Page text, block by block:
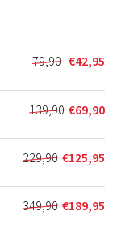
79,90
prijs
was:
€79,90.
€42,95
Huidige
prijs
is:
€42,95.
139,90
prijs
was:
€139,90.
€69,90
Huidige
prijs
is:
€69,90.
229,90
prijs
was:
€229,90.
€125,95
Huidige
prijs
is:
€125,95.
349,90 €189,95
Huidige